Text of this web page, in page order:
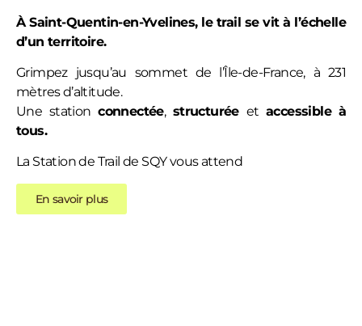
À Saint-Quentin-en-Yvelines, le trail se vit à l’échelle
d’un territoire.
Grimpez jusqu’au sommet de l’Île-de-France, à 231
mètres d’altitude.
Une stationconnectée, structuréeet accessible à
tous.
La Station de Trail de SQY vous attend
En savoir plus